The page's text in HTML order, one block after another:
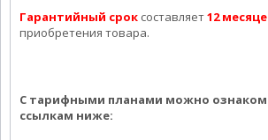
Гарантийный срок составляет12
приобретения товара.
С тарифными планами можно
ссылкам ниже: